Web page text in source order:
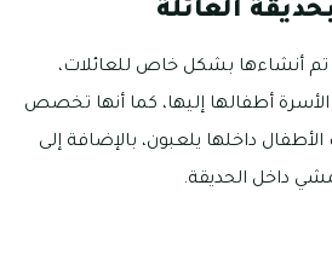
العائلة
تم أنشاءها بشكل خاص للعائلات،
أطفالها إليها، كما أنها تخصص
داخلها يلعبون، بالإضافة إلى
داخل الحديقة.